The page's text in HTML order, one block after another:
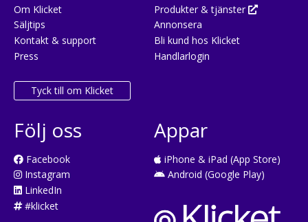
Om Klicket
Säljtips
Kontakt & support
Press
Tyck till om Klicket
Produkter & tjänster
Annonsera
Bli kund hos Klicket
Handlarlogin
Följ oss
Facebook
Instagram
LinkedIn
#klicket
Appar
iPhone & iPad (App Store)
Android (Google Play)